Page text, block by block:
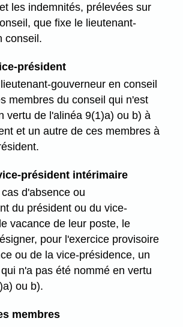
les indemnités, prélevées sur
que fixe le lieutenant-
conseil.
président
gouverneur en conseil
membres du conseil qui n'est
vertu de l'alinéa 9(1)a) ou b) à
et un autre de ces membres à
président intérimaire
d'absence ou
du président ou du vice-
vacance de leur poste, le
pour l'exercice provisoire
ou de la vice-présidence, un
n'a pas été nommé en vertu
ou b).
membres